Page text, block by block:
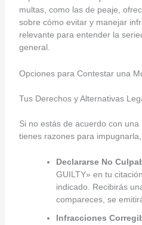
multas, como las de peaje,
sobre cómo evitar y manejar
relevante para entender la
general.
Opciones para Contestar una
Tus Derechos y Alternativas
Si no estás de acuerdo con
tienes razones para
Declararse No
GUILTY» en tu
indicado. Recibirás
compareces, se
Infracciones